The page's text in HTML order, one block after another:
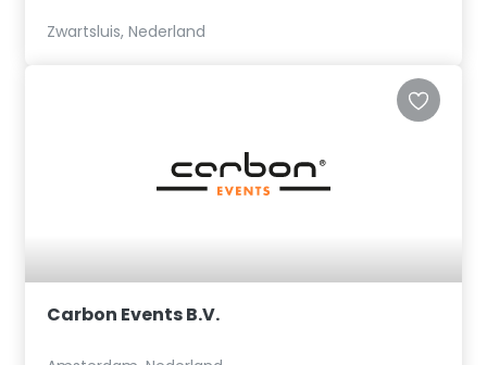
Zwartsluis, Nederland
Carbon Events B.V.